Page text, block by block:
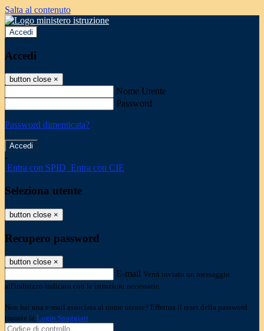
Salta al contenuto
Accedi
Accedi
button close ×
Nome Utente
Password
Password dimenticata?
-
Entra con SPID Entra con CIE
Seleziona utente
button close ×
Recupero password
button close ×
E-mail Verrà inviato un messaggio
all'indirizzo indicato con le istruzioni necessarie.
Non hai una e-mail associata al nome utente? Effettua il reset della password
tramite la Login Spaggiari